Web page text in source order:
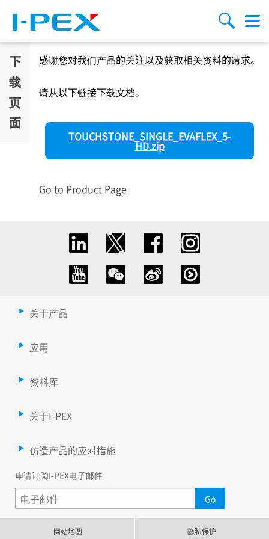
搜索
Menu
下
载
页
面
感谢您对我们产品的关注以及获取相关资料的请求。
请从以下链接下载文档。
TOUCHSTONE_SINGLE_EVAFLEX_5-
HD.zip
Go to Product Page
关于产品
应用
资料库
关于I-PEX
仿造产品的应对措施
申请订阅I-PEX电子邮件
网站地图 隐私保护